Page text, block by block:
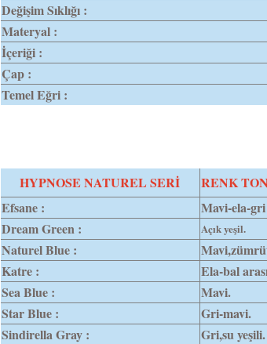
Değişim Sıklığı :
Materyal :
İçeriği :
Çap :
Temel Eğri :
HYPNOSE NATUREL SERİ RENK
Efsane :
Mavi-ela-gri
Dream Green :
Açık yeşil.
Naturel Blue :
Katre :
Ela-bal
Sea Blue :
Mavi.
Star Blue :
Gri-mavi.
Sindirella Gray :
Gri,su yeşili.